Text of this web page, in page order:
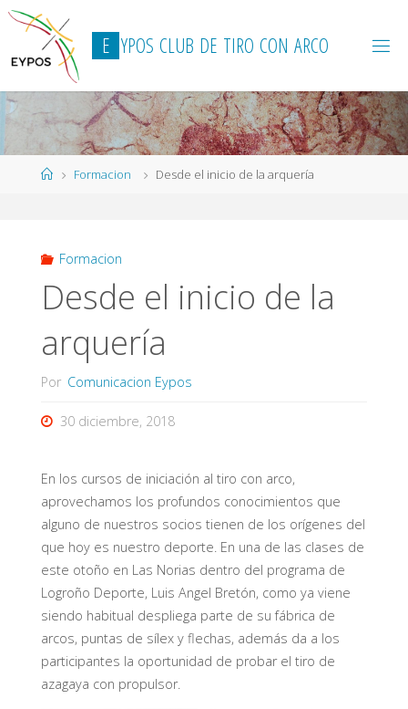
Saltar
contenido
E YPOS CLUB DE TIRO CON ARCO
PáginaFormacion Desde el inicio de la arquería
Formacion
Desde el inicio de la
arquería
Por Comunicacion Eypos
30 diciembre, 2018
En los cursos de iniciación al tiro con arco,
aprovechamos los profundos conocimientos que
alguno de nuestros socios tienen de los orígenes del
que hoy es nuestro deporte. En una de las clases de
este otoño en Las Norias dentro del programa de
Logroño Deporte, Luis Angel Bretón, como ya viene
siendo habitual despliega parte de su fábrica de
arcos, puntas de sílex y flechas, además da a los
participantes la oportunidad de probar el tiro de
azagaya con propulsor.